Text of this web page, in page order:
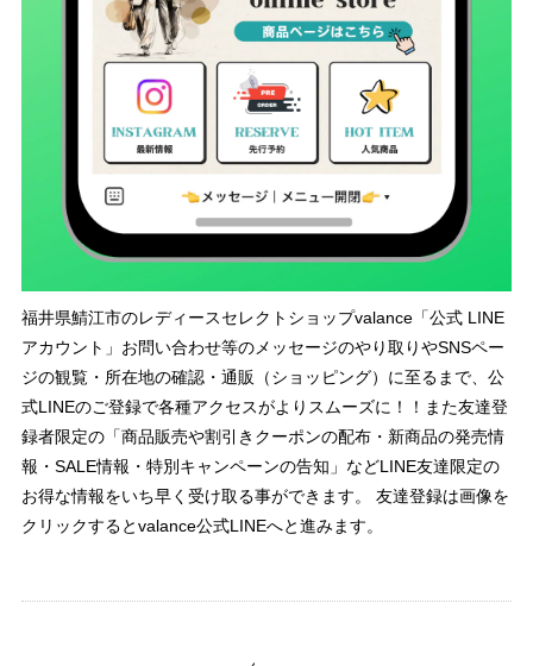
福井県鯖江市のレディースセレクトショップvalance「公式 LINE
アカウント」お問い合わせ等のメッセージのやり取りやSNSペー
ジの観覧・所在地の確認・通販（ショッピング）に至るまで、公
式LINEのご登録で各種アクセスがよりスムーズに！！また友達登
録者限定の「商品販売や割引きクーポンの配布・新商品の発売情
報・SALE情報・特別キャンペーンの告知」などLINE友達限定の
お得な情報をいち早く受け取る事ができます。 友達登録は画像を
クリックするとvalance公式LINEへと進みます。